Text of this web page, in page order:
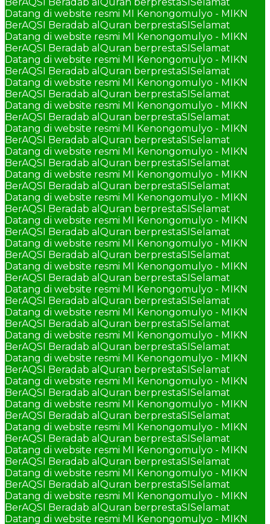
Datang di website resmi MI Kenongomulyo - MIKN
BerAQSI Beradab alQuran berprestaSISelamat
Datang di website resmi MI Kenongomulyo - MIKN
BerAQSI Beradab alQuran berprestaSISelamat
Datang di website resmi MI Kenongomulyo - MIKN
BerAQSI Beradab alQuran berprestaSISelamat
Datang di website resmi MI Kenongomulyo - MIKN
BerAQSI Beradab alQuran berprestaSISelamat
Datang di website resmi MI Kenongomulyo - MIKN
BerAQSI Beradab alQuran berprestaSISelamat
Datang di website resmi MI Kenongomulyo - MIKN
BerAQSI Beradab alQuran berprestaSISelamat
Datang di website resmi MI Kenongomulyo - MIKN
BerAQSI Beradab alQuran berprestaSISelamat
Datang di website resmi MI Kenongomulyo - MIKN
BerAQSI Beradab alQuran berprestaSISelamat
Datang di website resmi MI Kenongomulyo - MIKN
BerAQSI Beradab alQuran berprestaSISelamat
Datang di website resmi MI Kenongomulyo - MIKN
BerAQSI Beradab alQuran berprestaSISelamat
Datang di website resmi MI Kenongomulyo - MIKN
BerAQSI Beradab alQuran berprestaSISelamat
Datang di website resmi MI Kenongomulyo - MIKN
BerAQSI Beradab alQuran berprestaSISelamat
Datang di website resmi MI Kenongomulyo - MIKN
BerAQSI Beradab alQuran berprestaSISelamat
Datang di website resmi MI Kenongomulyo - MIKN
BerAQSI Beradab alQuran berprestaSISelamat
Datang di website resmi MI Kenongomulyo - MIKN
BerAQSI Beradab alQuran berprestaSISelamat
Datang di website resmi MI Kenongomulyo - MIKN
BerAQSI Beradab alQuran berprestaSISelamat
Datang di website resmi MI Kenongomulyo - MIKN
BerAQSI Beradab alQuran berprestaSISelamat
Datang di website resmi MI Kenongomulyo - MIKN
BerAQSI Beradab alQuran berprestaSISelamat
Datang di website resmi MI Kenongomulyo - MIKN
BerAQSI Beradab alQuran berprestaSISelamat
Datang di website resmi MI Kenongomulyo - MIKN
BerAQSI Beradab alQuran berprestaSISelamat
Datang di website resmi MI Kenongomulyo - MIKN
BerAQSI Beradab alQuran berprestaSISelamat
Datang di website resmi MI Kenongomulyo - MIKN
BerAQSI Beradab alQuran berprestaSISelamat
Datang di website resmi MI Kenongomulyo - MIKN